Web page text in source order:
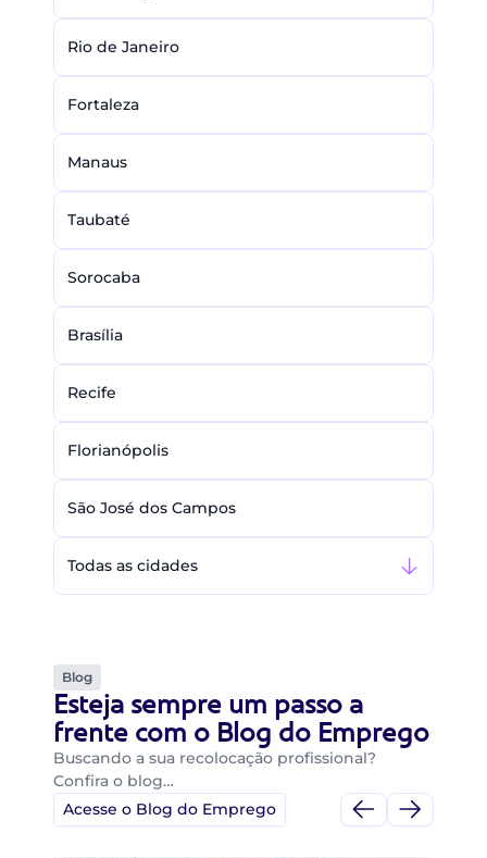
Rio de Janeiro
Fortaleza
Manaus
Taubaté
Sorocaba
Brasília
Recife
Florianópolis
São José dos Campos
Todas as cidades
Blog
Esteja sempre um passo a
frente com o Blog do Emprego
Buscando a sua recolocação profissional?
Confira o blog…
Acesse o Blog do Emprego